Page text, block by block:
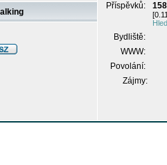
Příspěvků:
158
Bydliště:
WWW:
Povolání:
Zájmy: